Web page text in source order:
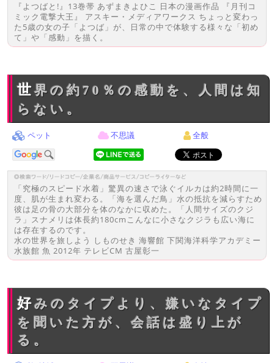
『よつばと!』13巻帯 あずまきよひこ 日本の漫画作品 『月刊コ
ミック電撃大王』 アスキー・メディアワークス ちょっと変わっ
た5歳の女の子「よつば」が、日常の中で体験する様々な「初め
て」や「感動」を描く。
世界の約70％の感動を、人間は知
らない。
ペット 不思議 全般
「究極のスピード水着」驚異の速さで泳ぐイルカは約2時間に一
度、肌が生まれ変わる。「海を選んだ鳥」水の抵抗を減らすため
彼は足の骨の大部分を体のなかに収めた。「人間サイズのクジ
ラ」スナメリは体長約180cmこんなに小さなクジラも広い海に
は存在するのです。
水の世界を旅しよう しものせき 海響館 下関海洋科学アカデミー
水族館 魚 2012年 テレビCM 古屋彰一
好みのタイプより、嫌いなタイプ
を聞いた方が、会話は盛り上が
る。